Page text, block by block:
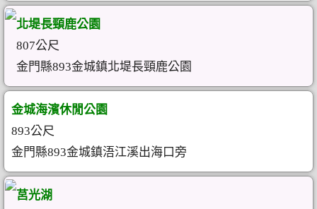
北堤長頸鹿公園
807公尺
金門縣893金城鎮北堤長頸鹿公園
金城海濱休閒公園
893公尺
金門縣893金城鎮浯江溪出海口旁
莒光湖